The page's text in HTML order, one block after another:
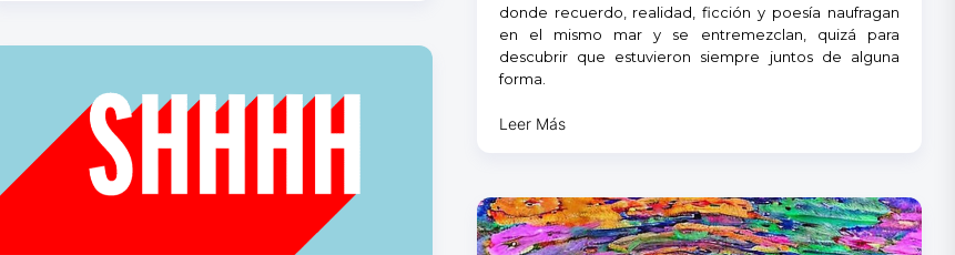
donde recuerdo, realidad, ficción y poesía naufragan
en el mismo mar y se entremezclan, quizá para
descubrir que estuvieron siempre juntos de alguna
forma.
Leer Más